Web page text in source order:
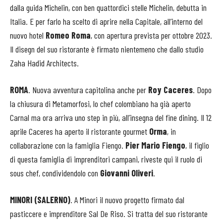
dalla guida Michelin, con ben quattordici stelle Michelin, debutta in
Italia. E per farlo ha scelto di aprire nella Capitale, all’interno del
nuovo hotel Romeo Roma, con apertura prevista per ottobre 2023.
Il disegn del suo ristorante è firmato nientemeno che dallo studio
Zaha Hadid Architects.
ROMA. Nuova avventura capitolina anche per Roy Caceres. Dopo
la chiusura di Metamorfosi, lo chef colombiano ha già aperto
Carnal ma ora arriva uno step in più, all’insegna del fine dining. Il 12
aprile Caceres ha aperto il ristorante gourmet Orma, in
collaborazione con la famiglia Fiengo. Pier Mario Fiengo, il figlio
di questa famiglia di imprenditori campani, riveste qui il ruolo di
sous chef, condividendolo con Giovanni Oliveri.
MINORI (SALERNO). A Minori il nuovo progetto firmato dal
pasticcere e imprenditore Sal De Riso. Si tratta del suo ristorante